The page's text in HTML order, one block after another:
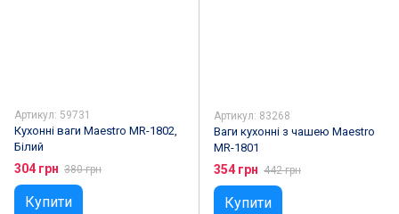
Артикул: 59731
Кухонні ваги Maestro MR-1802,
Білий
304 грн 380 грн
Купити
Артикул: 83268
Ваги кухонні з чашею Maestro
MR-1801
354 грн 442 грн
Купити